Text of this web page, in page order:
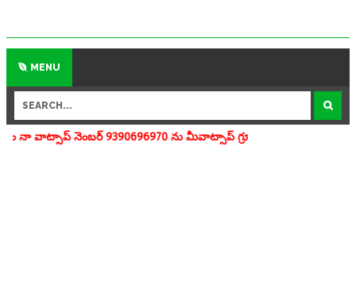
MENU
9390696970 ను మీవాట్సాప్ గ్రూపులో add చేయగలరు www.apedu.in.